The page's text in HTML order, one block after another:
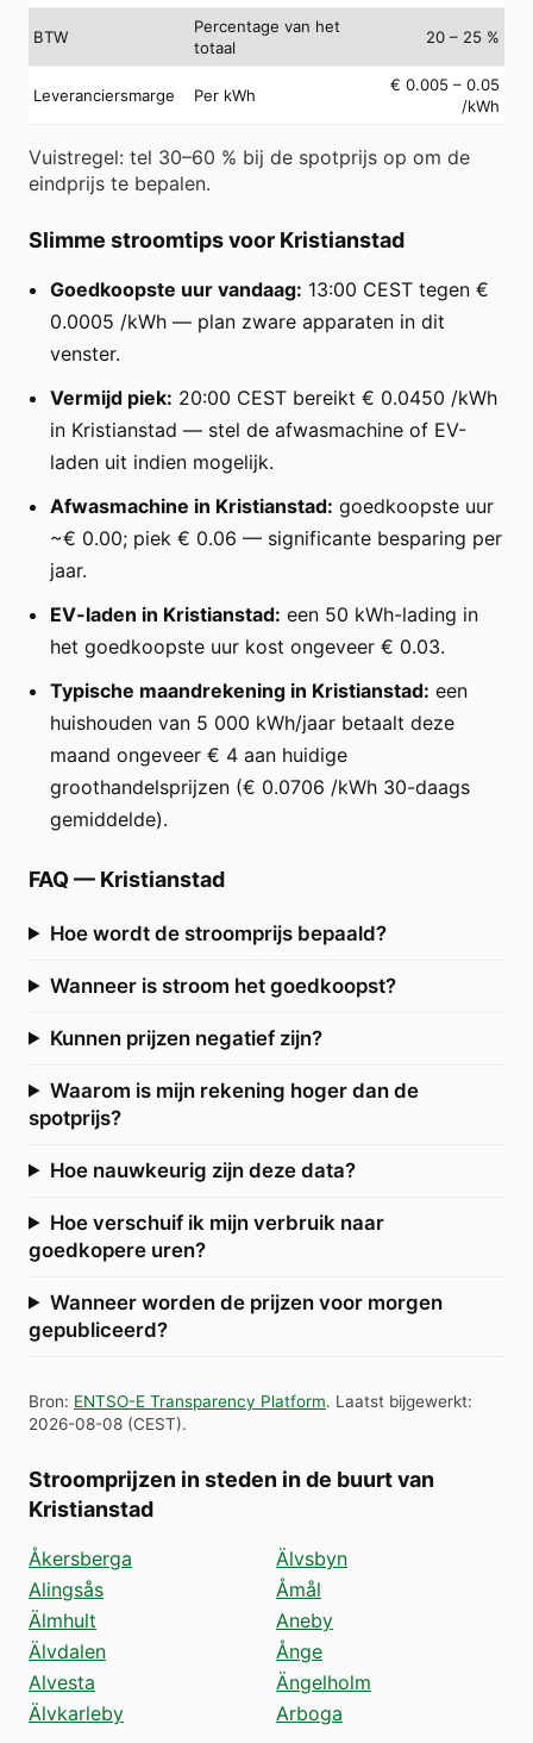
BTW
Percentage van het
totaal
20 – 25 %
Leveranciersmarge Per kWh
€ 0.005 – 0.05
/kWh
Vuistregel: tel 30–60 % bij de spotprijs op om de
eindprijs te bepalen.
Slimme stroomtips voor Kristianstad
Goedkoopste uur vandaag: 13:00 CEST tegen €
0.0005 /kWh — plan zware apparaten in dit
venster.
Vermijd piek: 20:00 CEST bereikt € 0.0450 /kWh
in Kristianstad — stel de afwasmachine of EV-
laden uit indien mogelijk.
Afwasmachine in Kristianstad: goedkoopste uur
~€ 0.00; piek € 0.06 — significante besparing per
jaar.
EV-laden in Kristianstad: een 50 kWh-lading in
het goedkoopste uur kost ongeveer € 0.03.
Typische maandrekening in Kristianstad: een
huishouden van 5 000 kWh/jaar betaalt deze
maand ongeveer € 4 aan huidige
groothandelsprijzen (€ 0.0706 /kWh 30-daags
gemiddelde).
FAQ — Kristianstad
Hoe wordt de stroomprijs bepaald?
Wanneer is stroom het goedkoopst?
Kunnen prijzen negatief zijn?
Waarom is mijn rekening hoger dan de
spotprijs?
Hoe nauwkeurig zijn deze data?
Hoe verschuif ik mijn verbruik naar
goedkopere uren?
Wanneer worden de prijzen voor morgen
gepubliceerd?
Bron: ENTSO-E Transparency Platform. Laatst bijgewerkt:
2026-08-08 (CEST).
Stroomprijzen in steden in de buurt van
Kristianstad
Åkersberga
Alingsås
Älmhult
Älvdalen
Alvesta
Älvkarleby
Älvsbyn
Åmål
Aneby
Ånge
Ängelholm
Arboga